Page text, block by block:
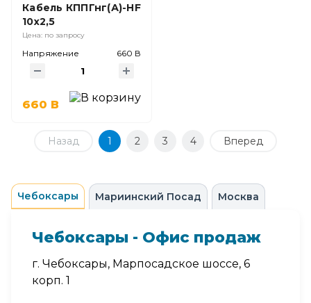
660 В
Кабель КППГнг(А)-HF
10х2,5
Цена: по запросу
Напряжение 660 В
Назад 1 2 3 4 Вперед
Чебоксары Мариинский Посад Москва
Чебоксары - Офис продаж
г. Чебоксары, Марпосадское шоссе, 6
корп. 1